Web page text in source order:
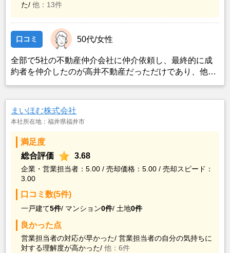
た/ 他：13件
口コミ 50代/女性
全部で5社の不動産仲介会社に仲介依頼し、最終的に成
約者を仲介したのが高井不動産だっただけであり、他の
まいほむ株式会社
本社所在地：福井県福井市
満足度
総合評価
3.68
企業・営業担当者：5.00 / 売却価格：5.00 / 売却スピード：
3.00
口コミ数(5件)
一戸建て5件/ マンション0件/ 土地0件
良かった点
営業担当者の対応が早かった/ 営業担当者の自分の気持ちに
対する理解度が高かった/ 他：6件